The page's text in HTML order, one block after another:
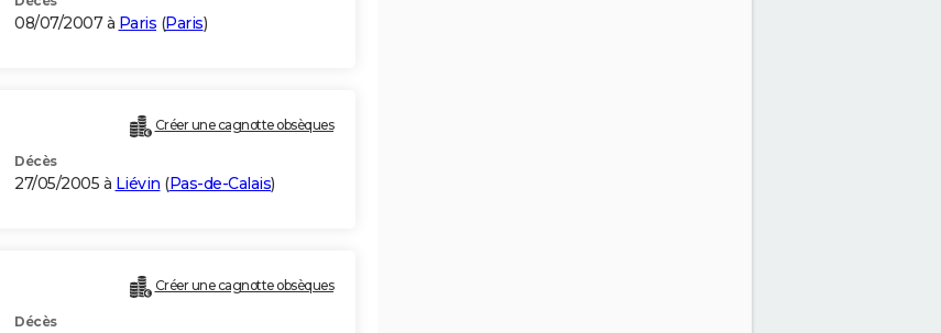
08/07/2007 à Paris (Paris)
Créer une cagnotte obsèques
Décès
27/05/2005 à Liévin (Pas-de-Calais)
Créer une cagnotte obsèques
Décès